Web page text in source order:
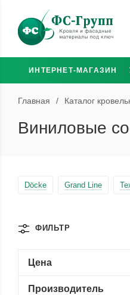
ИНТЕРНЕТ-МАГАЗИН
Главная / Каталог
Виниловые
Döcke Grand Line
ФИЛЬТР
Цена
Производитель